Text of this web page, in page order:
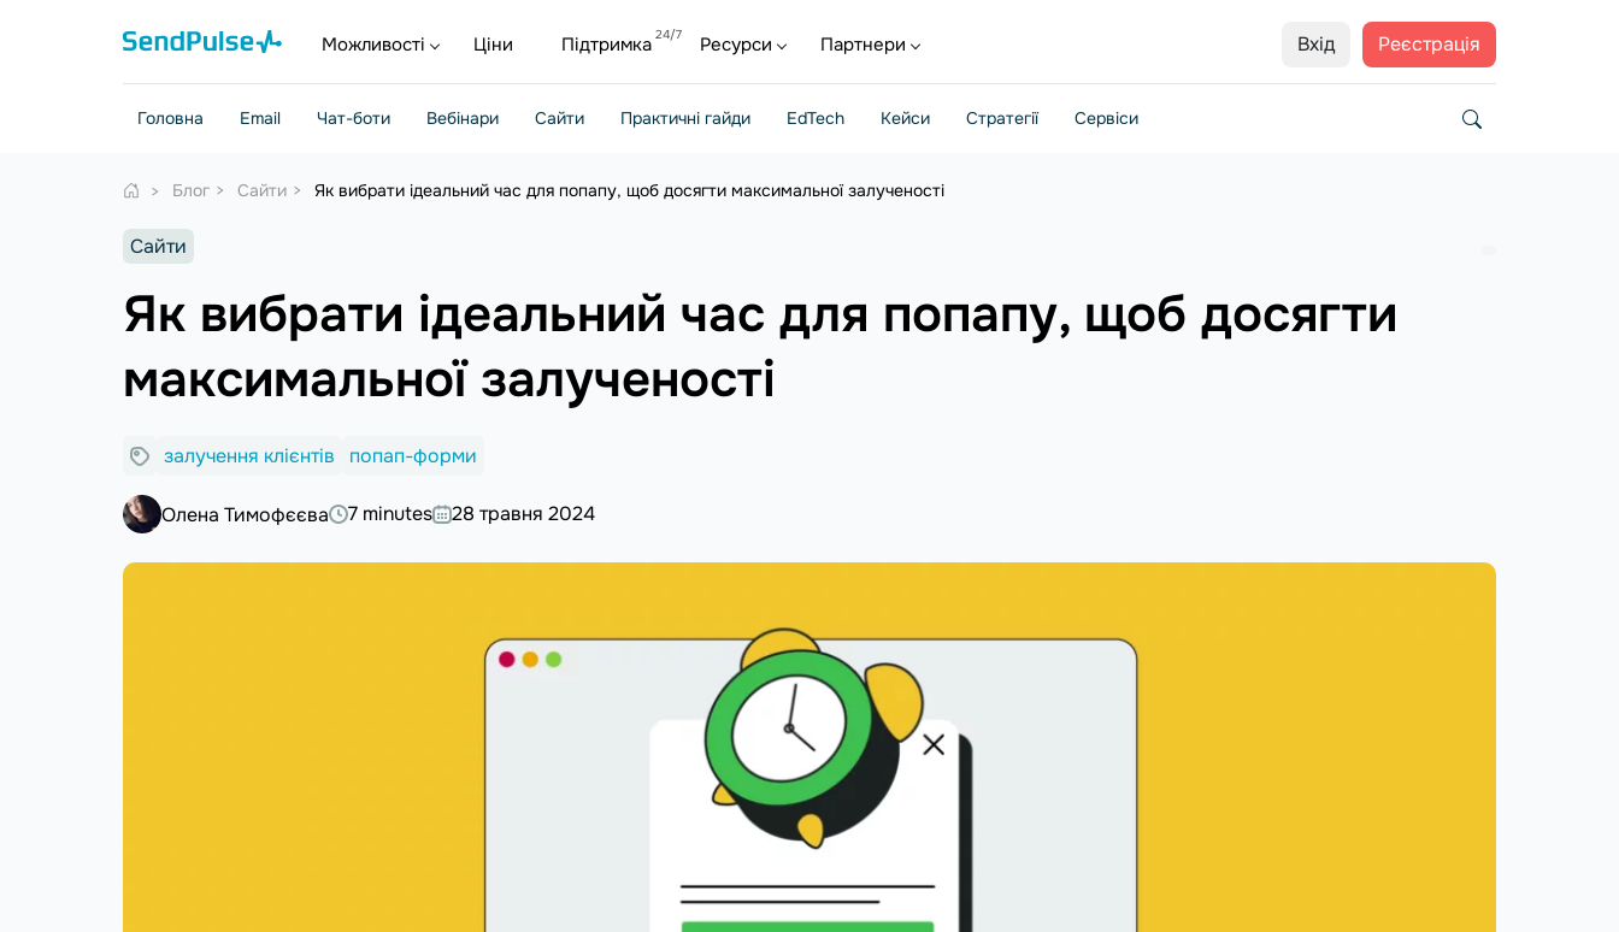
Вхід Реєстрація
Можливості Ціни Підтримка Ресурси Партнери
Головна Email Чат-боти Вебінари Сайти Практичні гайди EdTech Кейси Стратегії Сервіси
Блог Сайти Як вибрати ідеальний час для попапу, щоб досягти максимальної залученості
Сайти
Як вибрати ідеальний час для попапу, щоб досягти
максимальної залученості
залучення клієнтів попап-форми
Олена Тимофєєва 7 minutes 28 травня 2024